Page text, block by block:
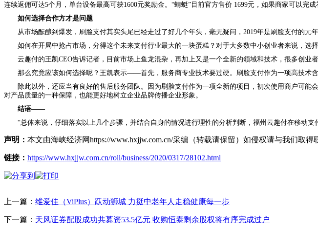
连续返佣可达5个月，单台设备最高可获1600元奖励金。“蜻蜓”目前官方售价 1699元，如果商家可以完
如何选择合作方才是问题
从市场酝酿到爆发，刷脸支付其实头尾已经走过了好几个年头，毫无疑问，2019年是刷脸支付的元
如何在开局中抢占市场，分得这个未来支付行业最大的一块蛋糕？对于大多数中小创业者来说，选
云趣付的王凯CEO告诉记者，目前市场上鱼龙混杂，再加上又是一个全新的领域和技术，很多创业
那么究竟应该如何选择呢？王凯表示——首先，服务商专业技术要过硬。刷脸支付作为一项高技术
除此以外，还应当有良好的售后服务团队。因为刷脸支付作为一项全新的项目，初次使用商户可
对产品质量的一种保障，也能更好地树立企业品牌传播企业形象。
结语——
“总体来说，仔细落实以上几个步骤，并结合自身的情况进行理性的分析判断，福州云趣付在移动
声明： 本文由海峡经济网https://www.hxjjw.com.cn/采编（转载请保留）如侵权请与我们取得
链接： https://www.hxjjw.com.cn/roll/business/2020/0317/28102.html
上一篇： 维爱佳（ViPlus）跃动狮城 力挺中老年人走稳健康每一步
下一篇： 天风证券配股成功共募资53.5亿元 收购恒泰剩余股权将有序完成过户